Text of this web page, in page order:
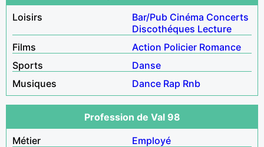
Loisirs
Bar/Pub Cinéma Concerts
Discothéques Lecture
Films
Action Policier Romance
Sports
Danse
Musiques
Dance Rap Rnb
Profession de Val 98
Métier
Employé